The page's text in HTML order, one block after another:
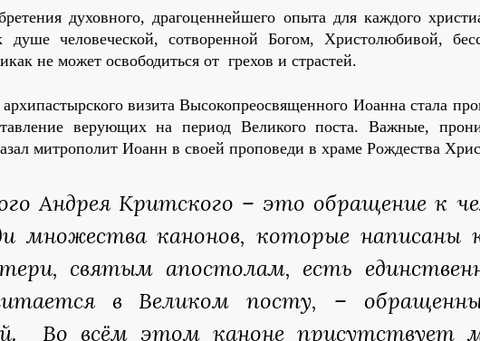
духовного, драгоценнейшего опыта для каждого
человеческой, сотворенной Богом, Христолюбивой,
не может освободиться от грехов и страстей.
визита Высокопреосвященного Иоанна стала
верующих на период Великого поста. Важные,
митрополит Иоанн в своей проповеди в храме Рождества
Андрея Критского – это обращение к
множества канонов, которые написаны
святым апостолам, есть
в Великом посту, –
Во всём этом каноне присутствует